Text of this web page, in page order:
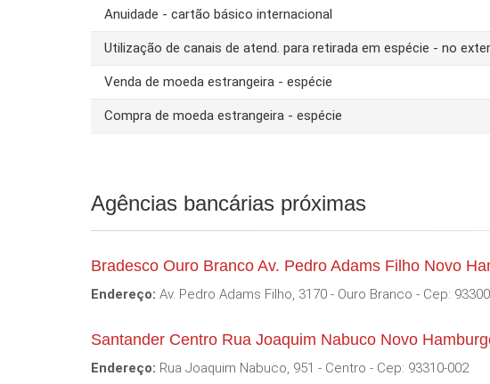
Anuidade - cartão básico internacional
Utilização de canais de atend. para retirada em espécie - no
Venda de moeda estrangeira - espécie
Compra de moeda estrangeira - espécie
Agências bancárias próximas
Bradesco Ouro Branco Av. Pedro Adams Filho Novo
Endereço: Av. Pedro Adams Filho, 3170 - Ouro Branco - Cep:
Santander Centro Rua Joaquim Nabuco Novo
Endereço: Rua Joaquim Nabuco, 951 - Centro - Cep: 93310-002